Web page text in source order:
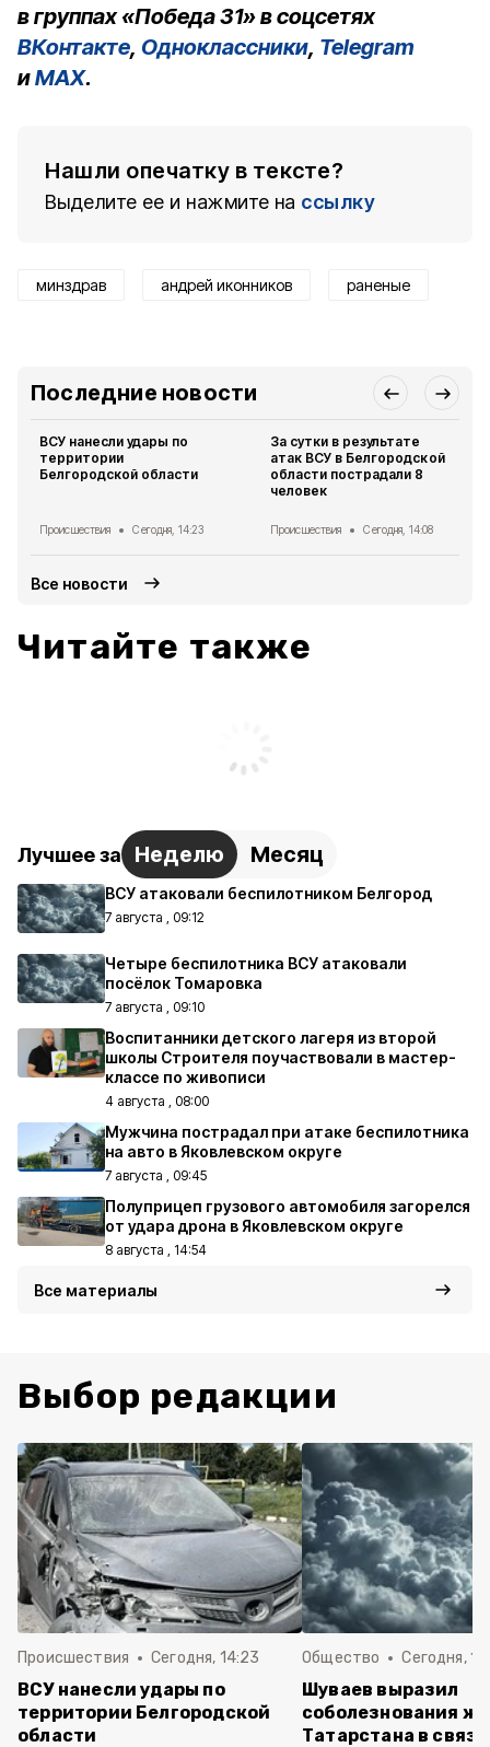
в группах «Победа 31» в соцсетях
ВКонтакте, Одноклассники, Telegram
иMAX.
Нашли опечатку в тексте?
Выделите ее и нажмите на ссылку
минздрав андрей иконников раненые
Последние новости
ВСУ нанесли удары по
территории
Белгородской области
Происшествия Сегодня, 14:23
За сутки в результате
атак ВСУ в Белгородской
области пострадали 8
человек
Происшествия Сегодня, 14:08
Все новости
Читайте также
Лучшее за Неделю Месяц
ВСУ атаковали беспилотником Белгород
7 августа , 09:12
Четыре беспилотника ВСУ атаковали
посёлок Томаровка
7 августа , 09:10
Воспитанники детского лагеря из второй
школы Строителя поучаствовали в мастер-
классе по живописи
4 августа , 08:00
Мужчина пострадал при атаке беспилотника
на авто в Яковлевском округе
7 августа , 09:45
Полуприцеп грузового автомобиля загорелся
от удара дрона в Яковлевском округе
8 августа , 14:54
Все материалы
Выбор редакции
Происшествия Сегодня, 14:23
ВСУ нанесли удары по
территории Белгородской
области
Общество Сегодня,
Шуваев выразил
соболезнования
Татарстана в